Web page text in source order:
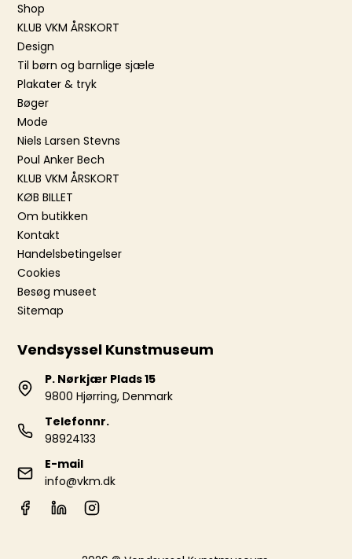
Shop
KLUB VKM ÅRSKORT
Design
Til børn og barnlige sjæle
Plakater & tryk
Bøger
Mode
Niels Larsen Stevns
Poul Anker Bech
KLUB VKM ÅRSKORT
KØB BILLET
Om butikken
Kontakt
Handelsbetingelser
Cookies
Besøg museet
Sitemap
Vendsyssel Kunstmuseum
P. Nørkjær Plads 15
9800 Hjørring, Denmark
Telefonnr.
98924133
E-mail
info@vkm.dk